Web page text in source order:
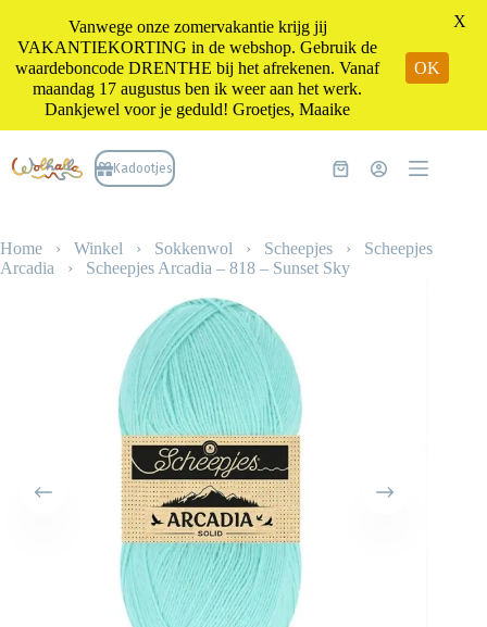
naar
de
Kadootjes Winkelwagen
Home › Winkel › Sokkenwol › Scheepjes › Scheepjes
Arcadia › Scheepjes Arcadia – 818 – Sunset Sky
Vanwege onze zomervakantie krijg jij
VAKANTIEKORTING in de webshop. Gebruik de
waardeboncode DRENTHE bij het afrekenen. Vanaf
maandag 17 augustus ben ik weer aan het werk.
Dankjewel voor je geduld! Groetjes, Maaike
OK
X